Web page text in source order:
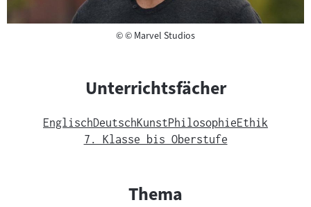
©Copyright
© Marvel Studios
Unterrichtsfächer
EnglischDeutschKunstPhilosophieEthik
7. Klasse bis Oberstufe
Thema